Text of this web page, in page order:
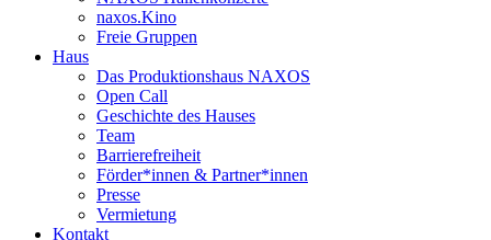
naxos.Kino
Freie Gruppen
Haus
Das Produktionshaus NAXOS
Open Call
Geschichte des Hauses
Team
Barrierefreiheit
Förder*innen & Partner*innen
Presse
Vermietung
Kontakt